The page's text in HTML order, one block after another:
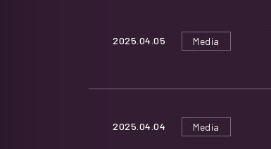
2025.04.05 Media
2025.04.04 Media